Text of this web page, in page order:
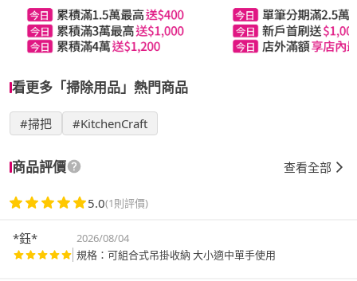
看更多「掃除用品」熱門商品
#掃把 #KitchenCraft
商品評價 查看全部
5.0(1則評價)
*鈺*
2026/08/04
規格：可組合式吊掛收納 大小適中單手使用